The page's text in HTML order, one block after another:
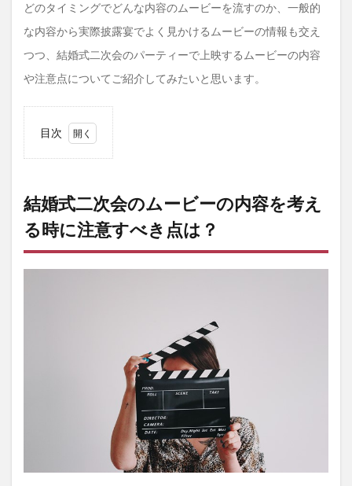
どのタイミングでどんな内容のムービーを流すのか、一般的
な内容から実際披露宴でよく見かけるムービーの情報も交え
つつ、結婚式二次会のパーティーで上映するムービーの内容
や注意点についてご紹介してみたいと思います。
目次
次会
のム
ービ
ーの
内容
を考
1.2
結婚式二次会のムービーの内容を考え
る時に注意すべき点は？